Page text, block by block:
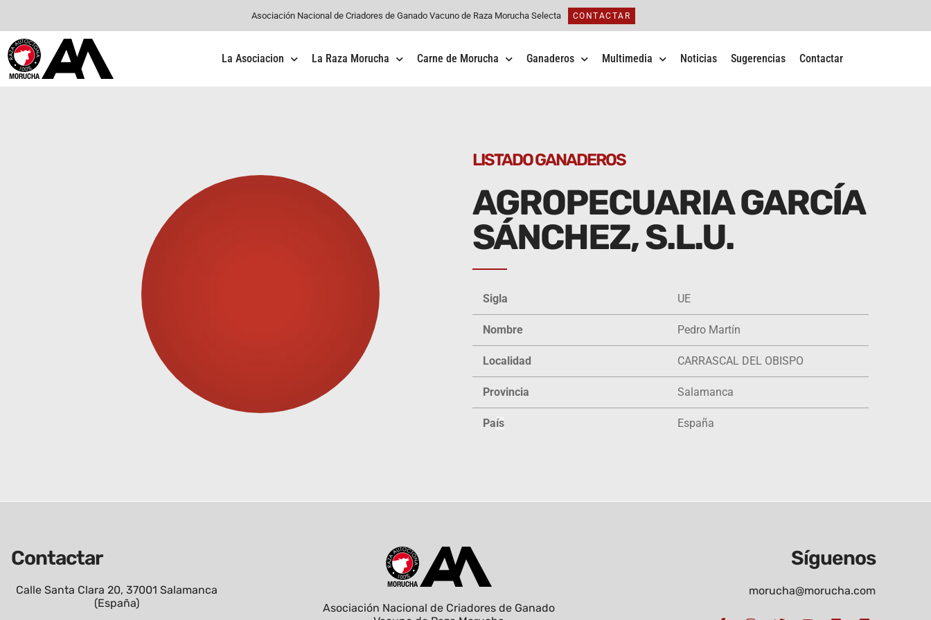
Asociación Nacional de Criadores de Ganado Vacuno de Raza Morucha Selecta CONTACTAR
La Asociacion La Raza Morucha Carne de Morucha Ganaderos Multimedia Noticias Sugerencias Contactar
LISTADO GANADEROS
AGROPECUARIA GARCÍA
SÁNCHEZ, S.L.U.
Sigla UE
Nombre Pedro Martín
Localidad CARRASCAL DEL OBISPO
Provincia Salamanca
País España
Contactar
Calle Santa Clara 20, 37001 Salamanca
(España)
Asociación Nacional de Criadores de Ganado
Síguenos
morucha@morucha.com